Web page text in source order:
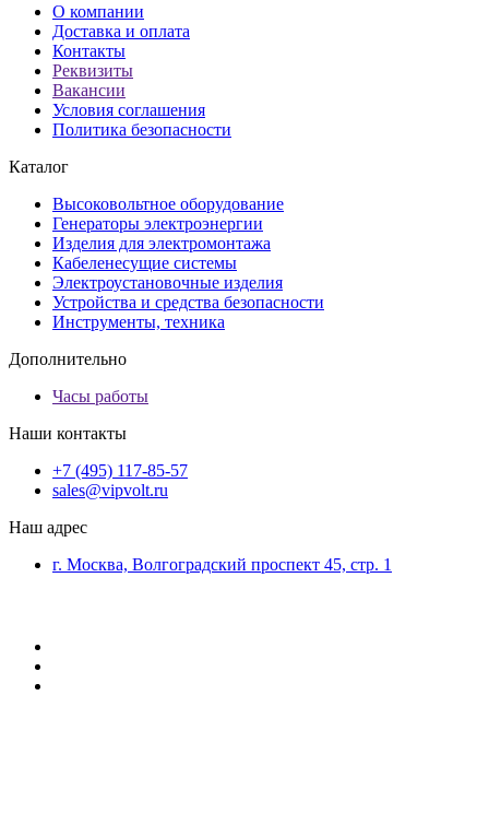
О компании
Доставка и оплата
Контакты
Реквизиты
Вакансии
Условия соглашения
Политика безопасности
Каталог
Высоковольтное оборудование
Генераторы электроэнергии
Изделия для электромонтажа
Кабеленесущие системы
Электроустановочные изделия
Устройства и средства безопасности
Инструменты, техника
Дополнительно
Часы работы
Наши контакты
+7 (495) 117-85-57
sales@vipvolt.ru
Наш адрес
г. Москва, Волгоградский проспект 45, стр. 1